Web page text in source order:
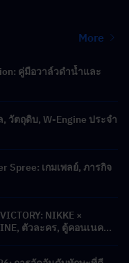
More
คู่มือวาล์วดำน้ำและ
วัตถุดิบ, W-Engine ประจำ
Spree: เกมเพลย์, ภารกิจ
NIKKE ×
ตัวละคร, ตู้คอนเนคชั่น